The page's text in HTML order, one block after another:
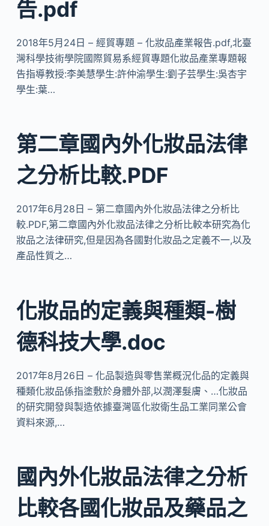
告.pdf
2018年5月24日 – 經貿專題 – 化妝品產業報告.pdf,北臺
灣科學技術學院國際貿易系經貿專題化妝品產業專題報
告指導教授:李美慧學生:許仲渝學生:劉子芸學生:吳杏宇
學生:葉…
第二章國內外化妝品法律
之分析比較.PDF
2017年6月28日 – 第二章國內外化妝品法律之分析比
較.PDF,第二章國內外化妝品法律之分析比較本研究為化
妝品之法律研究,但是因為各國對化妝品之定義不一,以及
產品性質之…
化妝品的定義與種類-樹
德科技大學.doc
2017年8月26日 – 化品製造與零售業概況化品的定義與
種類化妝品係指塗敷於身體外部,以潤澤髮膚、…化妝品
的研究開發與製造依據臺灣區化妝衛生品工業同業公會
資料來源,…
國內外化妝品法律之分析
比較各國化妝品及藥品之